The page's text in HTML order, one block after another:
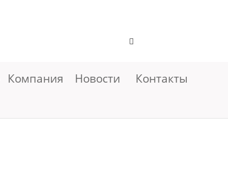
Компания Новости Контакты